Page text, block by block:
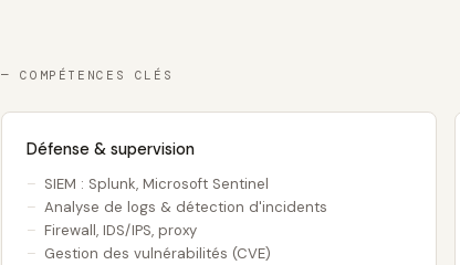
— COMPÉTENCES CLÉS
Défense & supervision
SIEM : Splunk, Microsoft Sentinel
Analyse de logs & détection d'incidents
Firewall, IDS/IPS, proxy
Gestion des vulnérabilités (CVE)